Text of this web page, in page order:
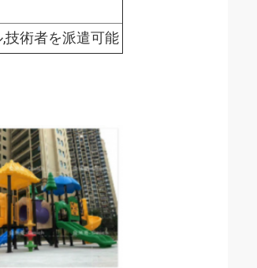
技術者を派遣可能